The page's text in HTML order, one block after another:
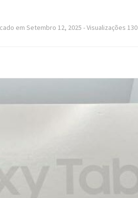
em Setembro 12, 2025 -Visualizações 130